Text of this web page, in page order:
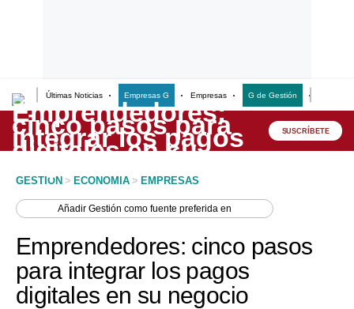
Últimas Noticias Empresas G Empresas G de Gestión
Lo último
Peru Quiosco
Economía
Mercados
SUSCRÍBETE
GESTION > ECONOMIA > EMPRESAS
AñadirGestión como fuente preferida en
Emprendedores: cinco pasos
para integrar los pagos
digitales en su negocio